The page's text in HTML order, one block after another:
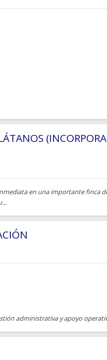
en una importante finca
administrativa y apoyo